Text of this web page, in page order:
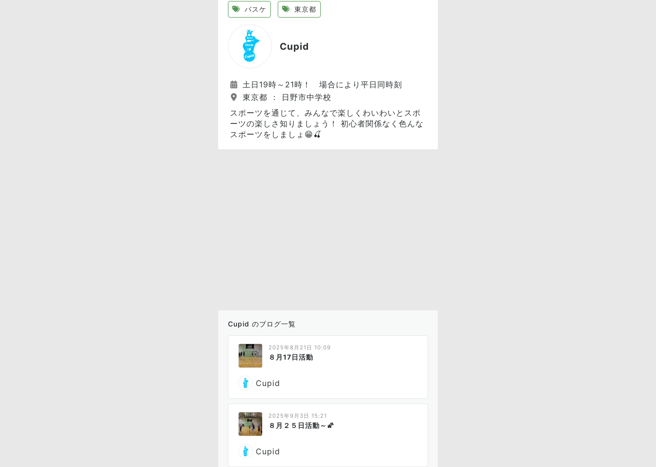
バスケ 東京都
Cupid
土日19時～21時！ 場合により平日同時刻
東京都 ： 日野市中学校
スポーツを通じて、みんなで楽しくわいわいとスポ
ーツの楽しさ知りましょう！ 初心者関係なく色んな
スポーツをしましょ😁🍒
Cupid のブログ一覧
2025年8月21日 10:09
８月17日活動
Cupid
2025年9月3日 15:21
８月２５日活動～🌠
Cupid